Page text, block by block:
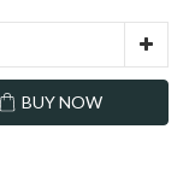
BUY NOW